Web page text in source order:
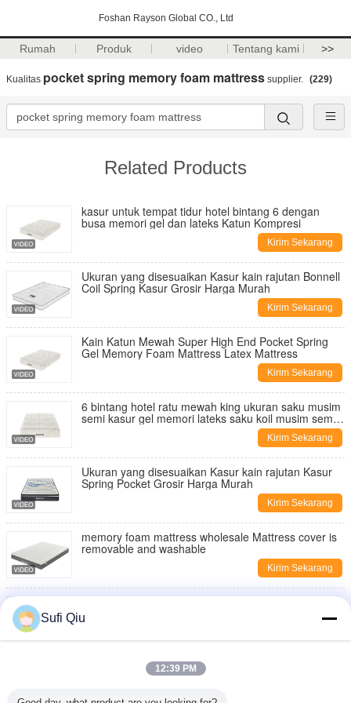
Foshan Rayson Global CO., Ltd
Rumah Produk video Tentang kami >>
Kualitas pocket spring memory foam mattress supplier. (229)
Related Products
kasur untuk tempat tidur hotel bintang 6 dengan
busa memori gel dan lateks Katun Kompresi
Kirim Sekarang
Ukuran yang disesuaikan Kasur kain rajutan Bonnell
Coil Spring Kasur Grosir Harga Murah
Kirim Sekarang
Kain Katun Mewah Super High End Pocket Spring
Gel Memory Foam Mattress Latex Mattress
Kirim Sekarang
6 bintang hotel ratu mewah king ukuran saku musim
semi kasur gel memori lateks saku koil musim semi
Kirim Sekarang
Ukuran yang disesuaikan Kasur kain rajutan Kasur
Spring Pocket Grosir Harga Murah
Kirim Sekarang
memory foam mattress wholesale Mattress cover is
removable and washable
Kirim Sekarang
Memory Foam Mattress
China Mattress Manufacturer Hot-Selling
Independent Pocket Spring Mattress Single Size
Sufi Qiu
12:39 PM